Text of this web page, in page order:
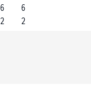
6
2
6
2